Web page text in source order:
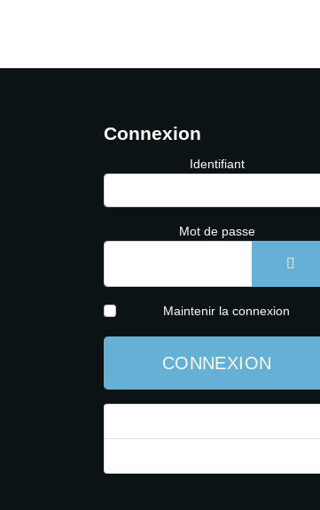
Connexion
Identifiant
Mot de passe
Maintenir la connexion
CONNEXION